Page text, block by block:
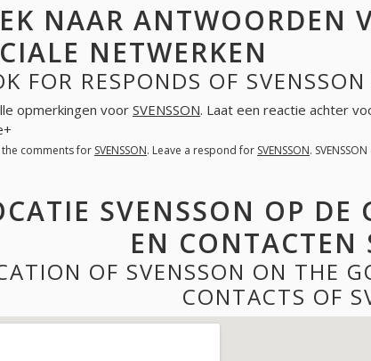
NAAR ANTWOORDEN
NETWERKEN
FOR RESPONDS OF
opmerkingen voor SVENSSON. Laat een reactie achter
the comments for SVENSSON. Leave a respond for SVENSSON.
SVENSSON OP DE
EN CONTACTEN
OF SVENSSON ON THE
CONTACTS OF